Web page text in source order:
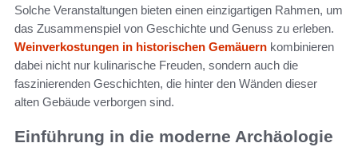
Solche Veranstaltungen bieten einen einzigartigen Rahmen, um
das Zusammenspiel von Geschichte und Genuss zu erleben.
Weinverkostungen in historischen Gemäuern kombinieren
dabei nicht nur kulinarische Freuden, sondern auch die
faszinierenden Geschichten, die hinter den Wänden dieser
alten Gebäude verborgen sind.
Einführung in die moderne Archäologie